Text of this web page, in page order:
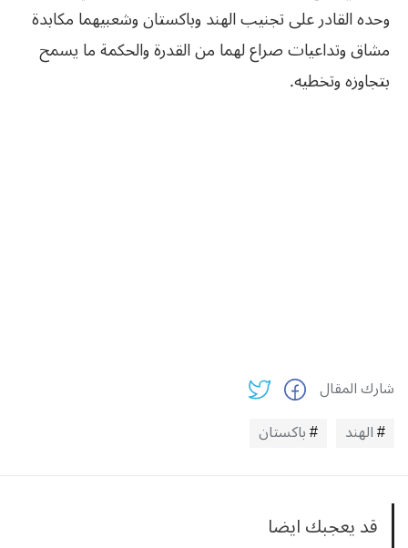
وحده القادر على تجنيب الهند وباكستان وشعبيهما مكابدة
مشاق وتداعيات صراع لهما من القدرة والحكمة ما يسمح
بتجاوزه وتخطيه.
شارك المقال
الهند
باكستان
قد يعجبك ايضا